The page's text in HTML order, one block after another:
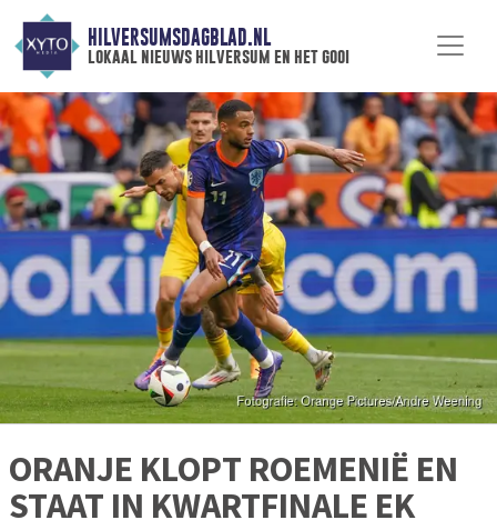
HILVERSUMSDAGBLAD.NL
lokaal nieuws hilversum en het gooi
ORANJE KLOPT ROEMENIË EN
STAAT IN KWARTFINALE EK